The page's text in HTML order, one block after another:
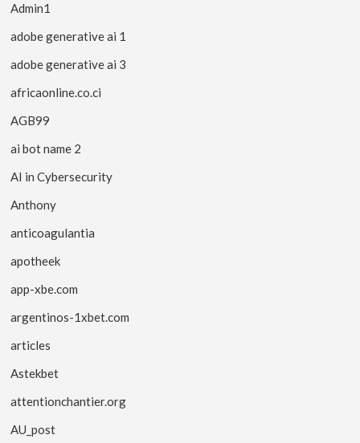
Admin1
adobe generative ai 1
adobe generative ai 3
africaonline.co.ci
AGB99
ai bot name 2
AI in Cybersecurity
Anthony
anticoagulantia
apotheek
app-xbe.com
argentinos-1xbet.com
articles
Astekbet
attentionchantier.org
AU_post